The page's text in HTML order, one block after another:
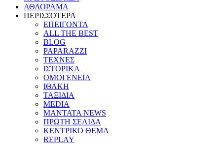
ΑΘΛΟΡΑΜΑ
ΠΕΡΙΣΣΟΤΕΡΑ
ΕΠΕΙΓΟΝΤΑ
ALL THE BEST
BLOG
PAPARAZZI
ΤΕΧΝΕΣ
ΙΣΤΟΡΙΚΑ
ΟΜΟΓΕΝΕΙΑ
ΙΘΑΚΗ
ΤΑΞΙΔΙΑ
MEDIA
MANTATA NEWS
ΠΡΩΤΗ ΣΕΛΙΔΑ
ΚΕΝΤΡΙΚΟ ΘΕΜΑ
REPLAY